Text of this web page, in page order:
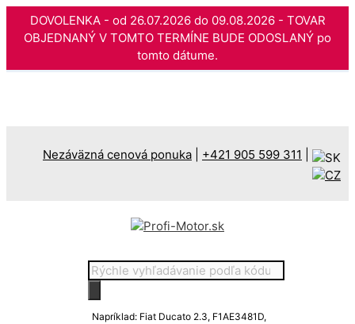
DOVOLENKA - od 26.07.2026 do 09.08.2026 - TOVAR
OBJEDNANÝ V TOMTO TERMÍNE BUDE ODOSLANÝ po
tomto dátume.
Nezáväzná cenová ponuka +421 905 599 311
Products
search
Napríklad: Fiat Ducato 2.3, F1AE3481D,